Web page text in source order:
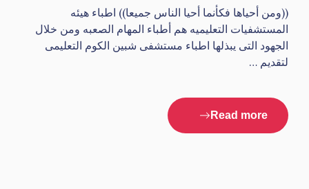
((ومن أحياها فكأنما أحيا الناس جميعا)) اطباء هيئه
المستشفيات التعليميه هم أطباء المهام الصعبه ومن خلال
الجهود التى يبذلها اطباء مستشفى شبين الكوم التعليمى
لتقديم …
Read more